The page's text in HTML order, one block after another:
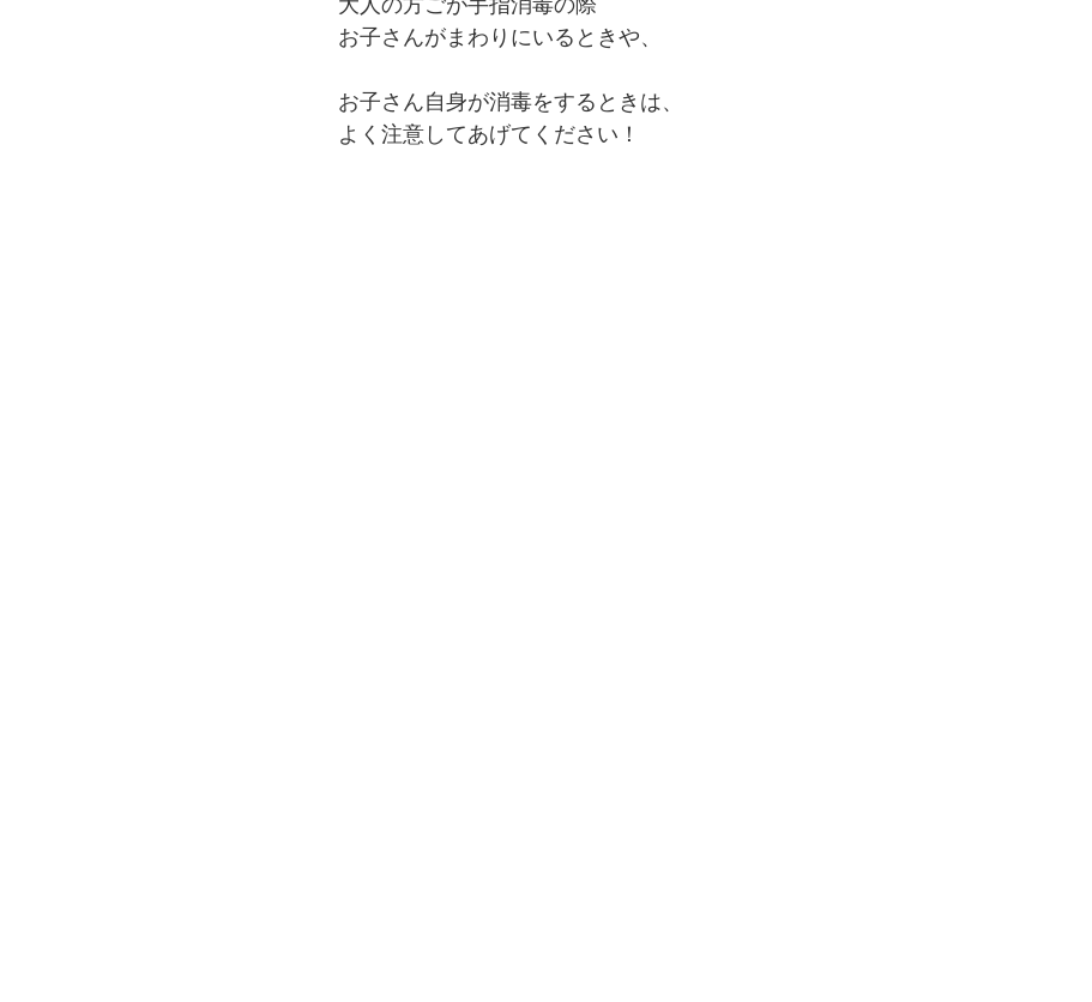
大人の方ごが手指消毒の際
お子さんがまわりにいるときや、
お子さん自身が消毒をするときは、
よく注意してあげてください！